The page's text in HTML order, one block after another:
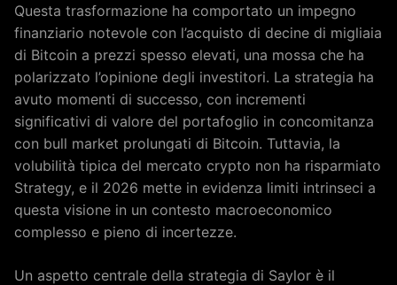
Questa trasformazione ha comportato un impegno
finanziario notevole con l’acquisto di decine di migliaia
di Bitcoin a prezzi spesso elevati, una mossa che ha
polarizzato l’opinione degli investitori. La strategia ha
avuto momenti di successo, con incrementi
significativi di valore del portafoglio in concomitanza
con bull market prolungati di Bitcoin. Tuttavia, la
volubilità tipica del mercato crypto non ha risparmiato
Strategy, e il 2026 mette in evidenza limiti intrinseci a
questa visione in un contesto macroeconomico
complesso e pieno di incertezze.
Un aspetto centrale della strategia di Saylor è il